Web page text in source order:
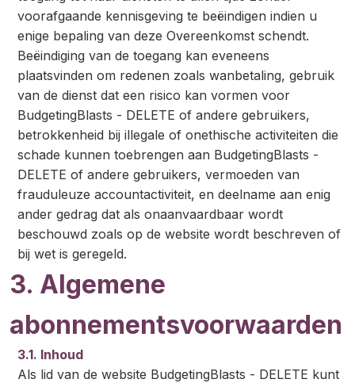
voorafgaande kennisgeving te beëindigen indien u
enige bepaling van deze Overeenkomst schendt.
Beëindiging van de toegang kan eveneens
plaatsvinden om redenen zoals wanbetaling, gebruik
van de dienst dat een risico kan vormen voor
BudgetingBlasts - DELETE of andere gebruikers,
betrokkenheid bij illegale of onethische activiteiten die
schade kunnen toebrengen aan BudgetingBlasts -
DELETE of andere gebruikers, vermoeden van
frauduleuze accountactiviteit, en deelname aan enig
ander gedrag dat als onaanvaardbaar wordt
beschouwd zoals op de website wordt beschreven of
bij wet is geregeld.
3. Algemene
abonnementsvoorwaarden
3.1. Inhoud
Als lid van de website BudgetingBlasts - DELETE kunt